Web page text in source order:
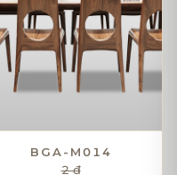
BGA-M014
2 đ